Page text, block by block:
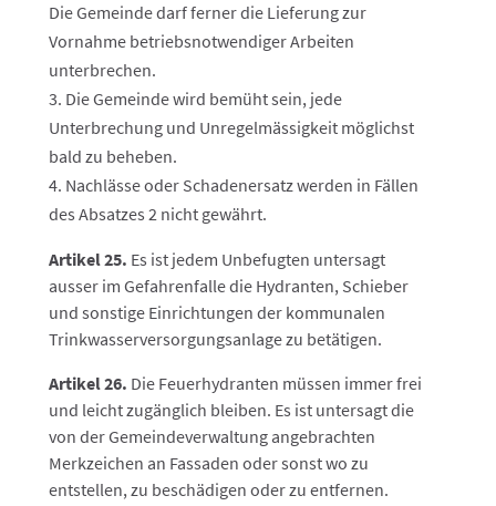
Die Gemeinde darf ferner die Lieferung zur
Vornahme betriebsnotwendiger Arbeiten
unterbrechen.
Die Gemeinde wird bemüht sein, jede
Unterbrechung und Unregelmässigkeit möglichst
bald zu beheben.
Nachlässe oder Schadenersatz werden in Fällen
des Absatzes 2 nicht gewährt.
Artikel 25. Es ist jedem Unbefugten untersagt
ausser im Gefahrenfalle die Hydranten, Schieber
und sonstige Einrichtungen der kommunalen
Trinkwasserversorgungsanlage zu betätigen.
Artikel 26. Die Feuerhydranten müssen immer frei
und leicht zugänglich bleiben. Es ist untersagt die
von der Gemeindeverwaltung angebrachten
Merkzeichen an Fassaden oder sonst wo zu
entstellen, zu beschädigen oder zu entfernen.